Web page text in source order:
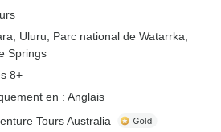
, Uluru , Parc national de Watarrka
Springs
8+
en : Anglais
Tours Australia